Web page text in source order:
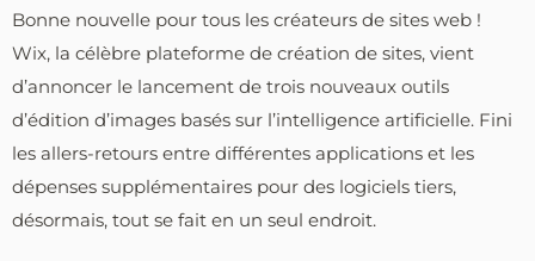
Bonne nouvelle pour tous les créateurs de sites web !
Wix, la célèbre plateforme de création de sites, vient
d’annoncer le lancement de trois nouveaux outils
d’édition d’images basés sur l’intelligence artificielle. Fini
les allers-retours entre différentes applications et les
dépenses supplémentaires pour des logiciels tiers,
désormais, tout se fait en un seul endroit.